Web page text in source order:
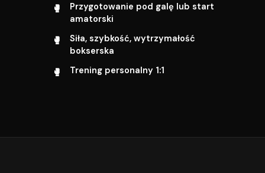
Przygotowanie pod galę lub start
amatorski
Siła, szybkość, wytrzymałość
bokserska
Trening personalny 1:1